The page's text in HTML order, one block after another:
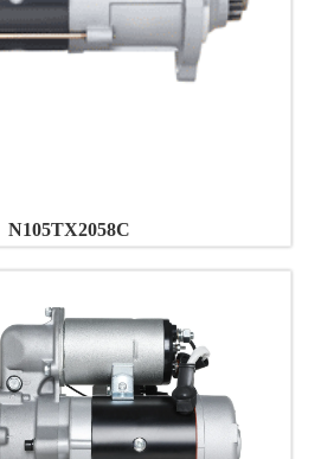
N105TX2058C